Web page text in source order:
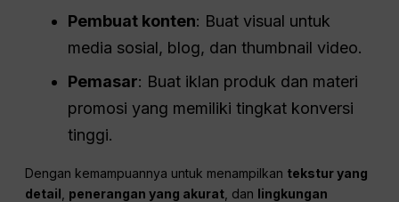
Pembuat konten: Buat visual untuk
media sosial, blog, dan thumbnail video.
Pemasar: Buat iklan produk dan materi
promosi yang memiliki tingkat konversi
tinggi.
Dengan kemampuannya untuk menampilkan tekstur yang
detail penerangan yang akurat , dan lingkungan